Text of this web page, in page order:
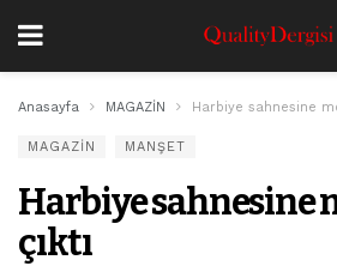
Anasayfa MAGAZİN Harbiye sahnesine
MAGAZİN MANŞET
Harbiye sahnesine
çıktı